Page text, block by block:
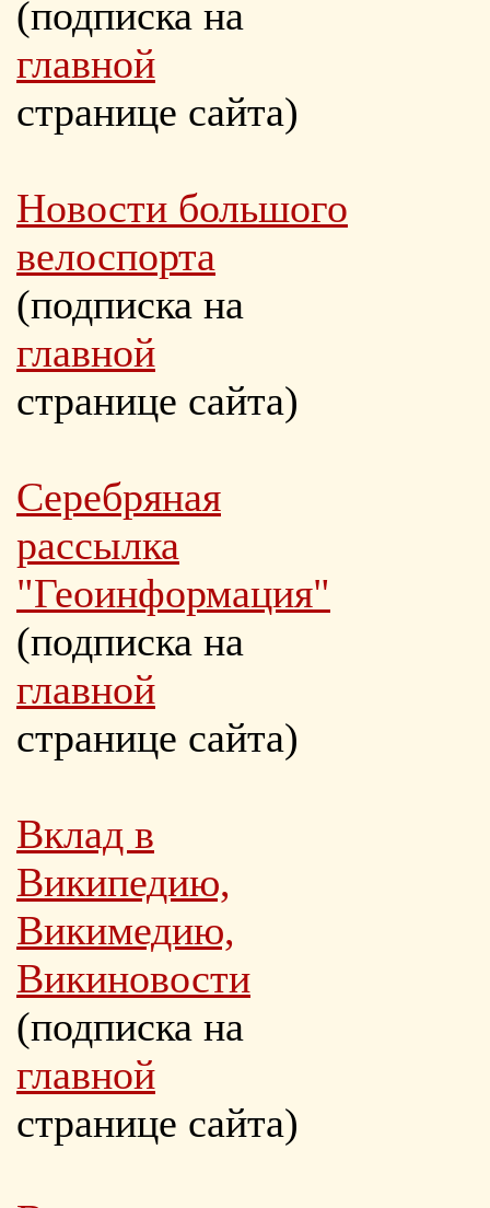
(подписка на
главной
странице сайта)
Новости большого
велоспорта
(подписка на
главной
странице сайта)
Серебряная
рассылка
"Геоинформация"
(подписка на
главной
странице сайта)
Вклад в
Википедию,
Викимедию,
Викиновости
(подписка на
главной
странице сайта)